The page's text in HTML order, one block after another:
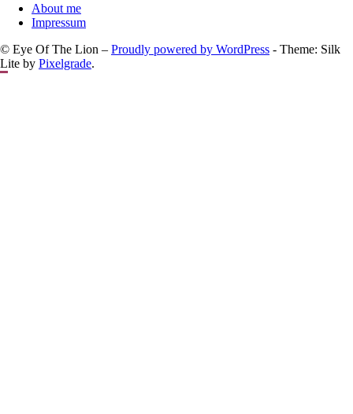
About me
Impressum
© Eye Of The Lion – Proudly powered by WordPress - Theme: Silk
Lite by Pixelgrade.